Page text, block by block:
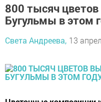
800 тысяч
Бугульмы в этом
Света Андреева, 13